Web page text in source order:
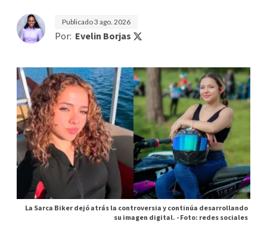
Publicado3 ago. 2026
Por: Evelin Borjas
La Sarca Biker dejó atrás la controversia y continúa desarrollando
su imagen digital. -Foto: redes sociales